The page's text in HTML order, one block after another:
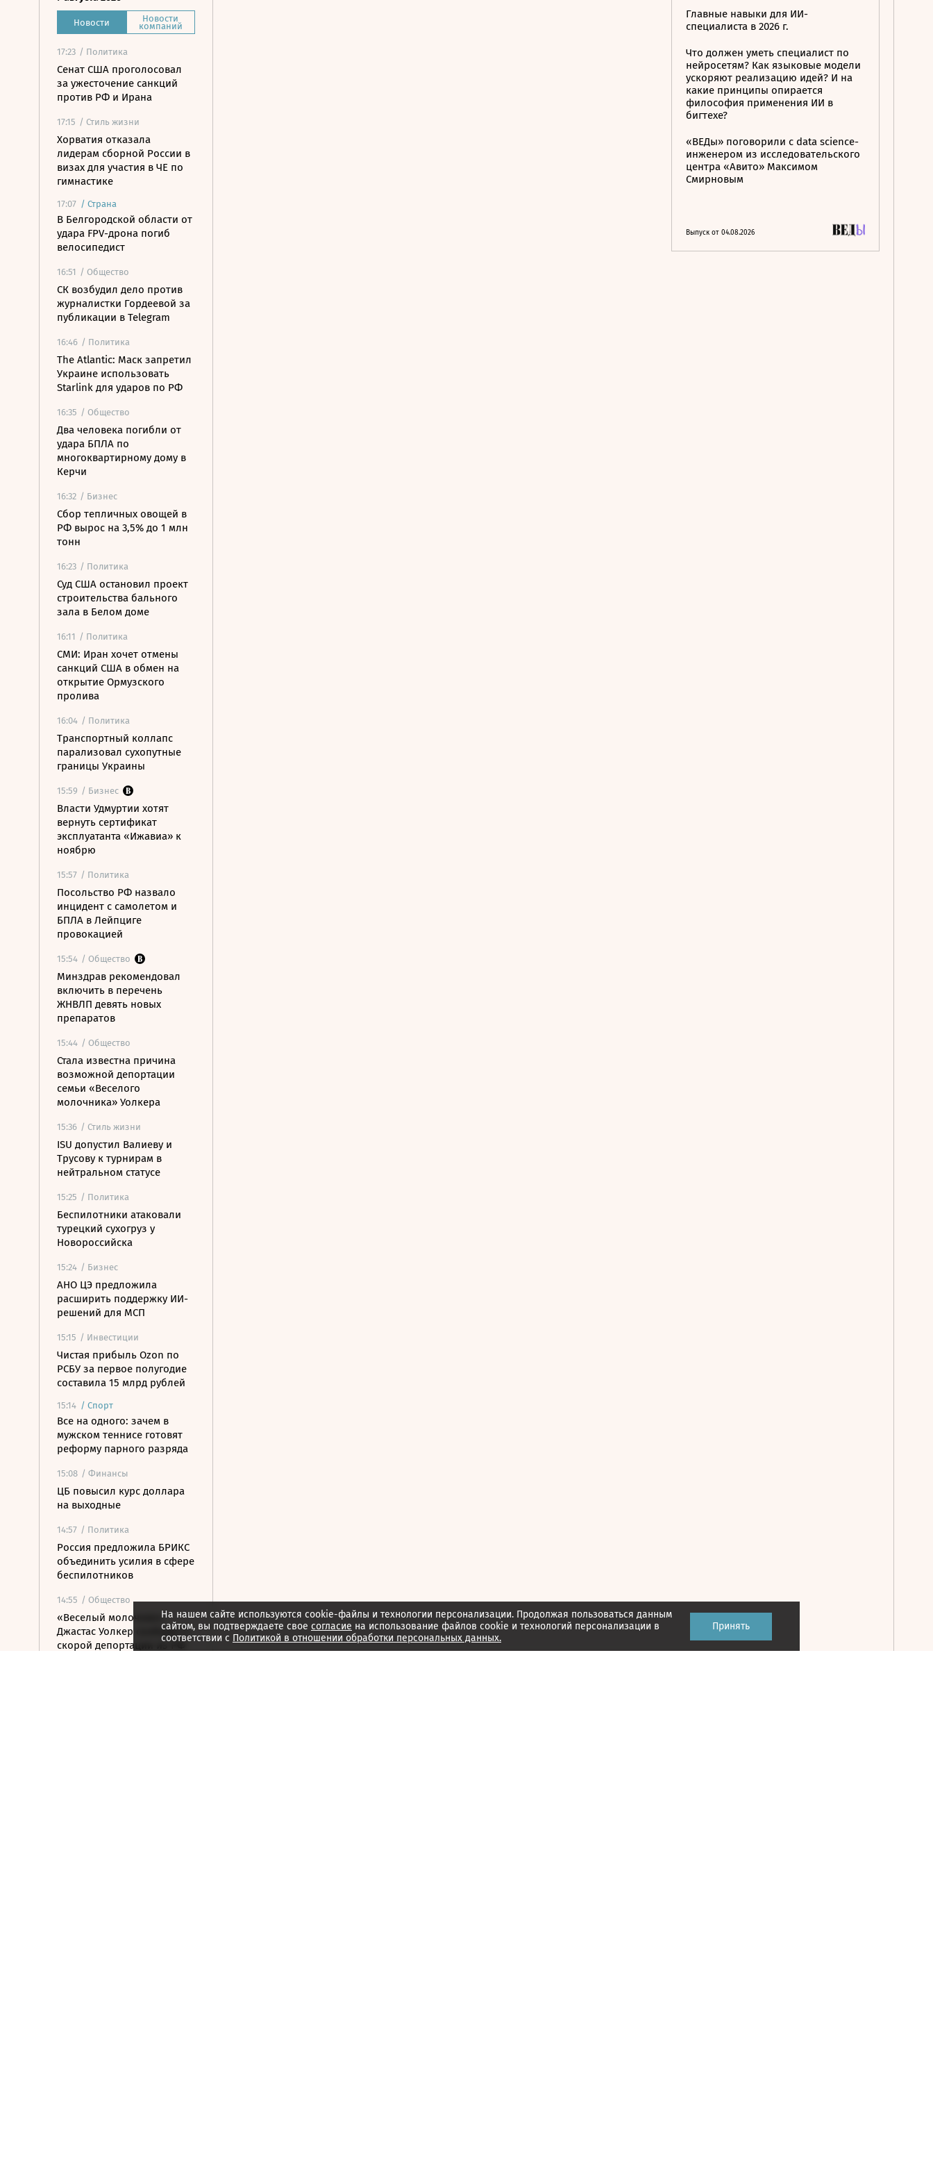
Новости Новости
компаний
17:23 / Политика
Сенат США проголосовал
за ужесточение санкций
против РФ и Ирана
17:15 / Стиль жизни
Хорватия отказала
лидерам сборной России в
визах для участия в ЧЕ по
гимнастике
17:07 / Страна
В Белгородской области от
удара FPV-дрона погиб
велосипедист
16:51 / Общество
СК возбудил дело против
журналистки Гордеевой за
публикации в Telegram
16:46 / Политика
The Atlantic: Маск запретил
Украине использовать
Starlink для ударов по РФ
16:35 / Общество
Два человека погибли от
удара БПЛА по
многоквартирному дому в
Керчи
16:32 / Бизнес
Сбор тепличных овощей в
РФ вырос на 3,5% до 1 млн
тонн
16:23 / Политика
Суд США остановил проект
строительства бального
зала в Белом доме
16:11 / Политика
СМИ: Иран хочет отмены
санкций США в обмен на
открытие Ормузского
пролива
16:04 / Политика
Транспортный коллапс
парализовал сухопутные
границы Украины
15:59 / Бизнес
Власти Удмуртии хотят
вернуть сертификат
эксплуатанта «Ижавиа» к
ноябрю
15:57 / Политика
Посольство РФ назвало
инцидент с самолетом и
БПЛА в Лейпциге
провокацией
15:54 / Общество
Минздрав рекомендовал
включить в перечень
ЖНВЛП девять новых
препаратов
15:44 / Общество
Стала известна причина
возможной депортации
семьи «Веселого
молочника» Уолкера
15:36 / Стиль жизни
ISU допустил Валиеву и
Трусову к турнирам в
нейтральном статусе
15:25 / Политика
Беспилотники атаковали
турецкий сухогруз у
Новороссийска
15:24 / Бизнес
АНО ЦЭ предложила
расширить поддержку ИИ-
решений для МСП
15:15 / Инвестиции
Чистая прибыль Ozon по
РСБУ за первое полугодие
составила 15 млрд рублей
15:14 / Спорт
Все на одного: зачем в
мужском теннисе готовят
реформу парного разряда
15:08 / Финансы
ЦБ повысил курс доллара
на выходные
14:57 / Политика
Россия предложила БРИКС
объединить усилия в сфере
беспилотников
14:55 / Общество
«Веселый молочник»
Джастас Уолкер сообщил о
скорой депортации из РФ
Главные навыки для ИИ-
специалиста в 2026 г.
Что должен уметь специалист по
нейросетям? Как языковые модели
ускоряют реализацию идей? И на
какие принципы опирается
философия применения ИИ в
бигтехе?
«ВЕДы» поговорили с data science-
инженером из исследовательского
центра «Авито» Максимом
Смирновым
Выпуск от 04.08.2026
На нашем сайте используются cookie-файлы и технологии персонализации. Продолжая пользоваться данным
сайтом, вы подтверждаете свое согласие на использование файлов cookie и технологий персонализации в
соответствии с Политикой в отношении обработки персональных данных.
Принять